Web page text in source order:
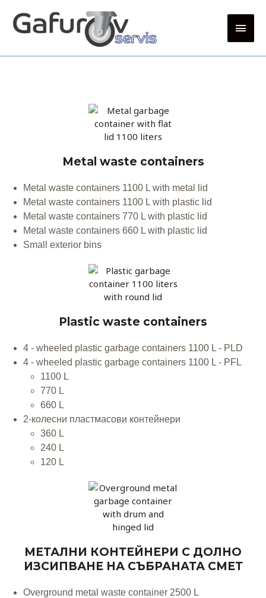
Metal waste containers
Metal waste containers 1100 L with metal lid
Metal waste containers 1100 L with plastic lid
Metal waste containers 770 L with plastic lid
Metal waste containers 660 L with plastic lid
Small exterior bins
Plastic waste containers
4 - wheeled plastic garbage containers 1100 L - PLD
4 - wheeled plastic garbage containers 1100 L - PFL
1100 L
770 L
660 L
2-колесни пластмасови контейнери
360 L
240 L
120 L
МЕТАЛНИ КОНТЕЙНЕРИ С ДОЛНО
ИЗСИПВАНЕ НА СЪБРАНАТА СМЕТ
Overground metal waste container 2500 L